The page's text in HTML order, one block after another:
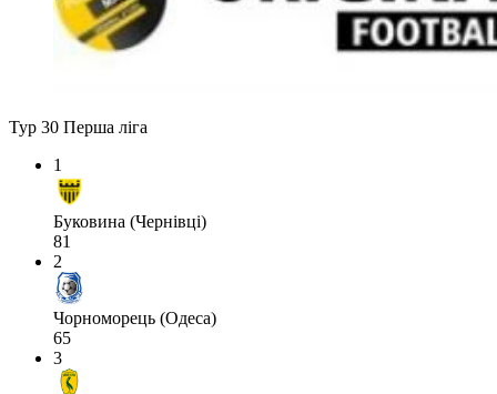
Тур 30 Перша ліга
1
Буковина (Чернівці)
81
2
Чорноморець (Одеса)
65
3